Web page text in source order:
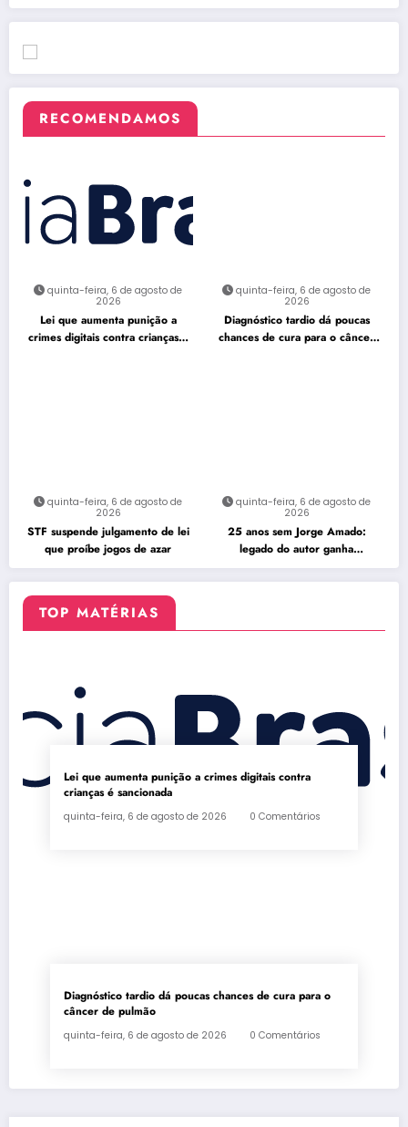
RECOMENDAMOS
quinta-feira, 6 de agosto de
2026
Lei que aumenta punição a
crimes digitais contra crianças é
quinta-feira, 6 de agosto de
2026
Diagnóstico tardio dá poucas
chances de cura para o câncer
quinta-feira, 6 de agosto de
2026
STF suspende julgamento de lei
que proíbe jogos de azar
quinta-feira, 6 de agosto de
2026
25 anos sem Jorge Amado:
legado do autor ganha
celebração na Flipelô
TOP MATÉRIAS
Lei que aumenta punição a crimes digitais contra
crianças é sancionada
quinta-feira, 6 de agosto de 2026 0 Comentários
Diagnóstico tardio dá poucas chances de cura para o
câncer de pulmão
quinta-feira, 6 de agosto de 2026 0 Comentários